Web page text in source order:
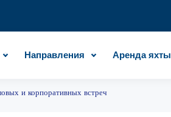
Направления Аренда яхты
и корпоративных встреч